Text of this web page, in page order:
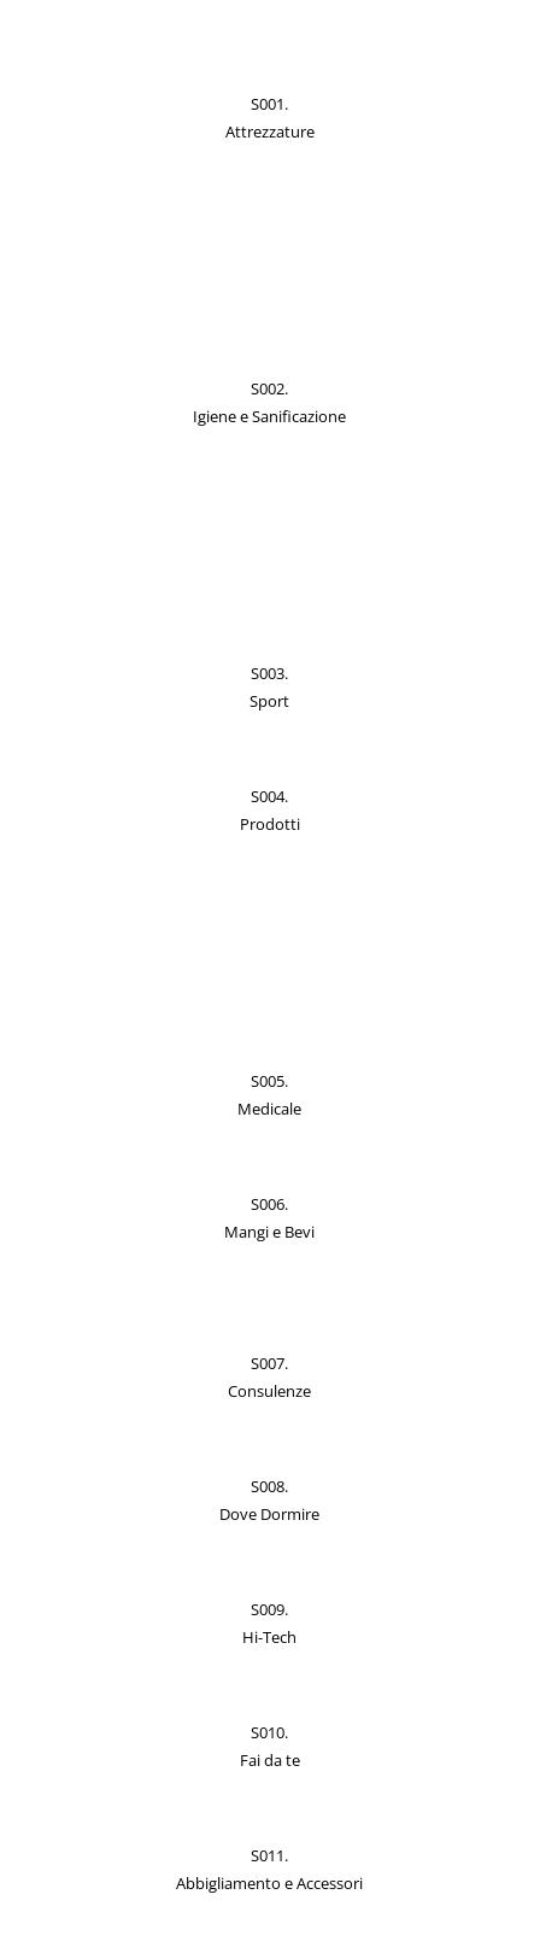
S001.
Attrezzature
S002.
Igiene e Sanificazione
S003.
Sport
S004.
Prodotti
S005.
Medicale
S006.
Mangi e Bevi
S007.
Consulenze
S008.
Dove Dormire
S009.
Hi-Tech
S010.
Fai da te
S011.
Abbigliamento e Accessori